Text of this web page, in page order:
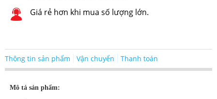
Giá rẻ hơn khi mua số lượng lớn.
Thông tin sản phẩm Vận chuyển Thanh toán
Mô tả sản phẩm: